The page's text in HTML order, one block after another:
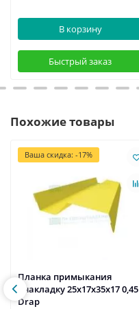
В корзину
Быстрый заказ
Похожие товары
Ваша скидка: -17%
Планка примыкания
внакладку 25х17х35х17 0,45
Drap